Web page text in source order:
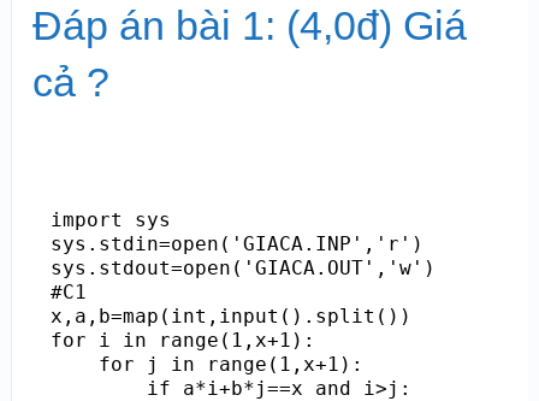
Đáp án bài 1: (4,0đ) Giá
cả ?
import sys
sys.stdin=open('GIACA.INP','r')
sys.stdout=open('GIACA.OUT','w')
#C1
x,a,b=map(int,input().split())
for i in range(1,x+1):
    for j in range(1,x+1):
        if a*i+b*j==x and i>j: